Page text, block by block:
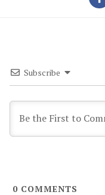
Subscribe
0 COMMENTS